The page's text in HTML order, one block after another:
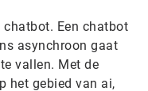
Een chatbot
asynchroon gaat
vallen. Met de
het gebied van ai,